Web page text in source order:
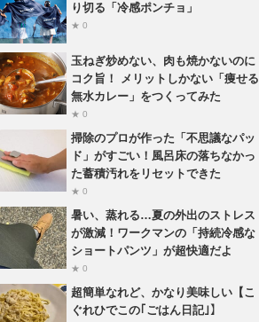
り切る「冷感ポンチョ」
★ 0
玉ねぎ炒めない、肉も焼かないのに
コク旨！ メリットしかない「痩せる
無水カレー」をつくってみた
★ 0
掃除のプロが作った「不思議なパッ
ド」がすごい！風呂床の落ちなかっ
た蓄積汚れをリセットできた
★ 0
暑い、蒸れる…夏の外出のストレス
が激減！ワークマンの「持続冷感な
ショートパンツ」が超快適だよ
★ 0
超簡単なれど、かなり美味しい【こ
ぐれひでこの｢ごはん日記｣】